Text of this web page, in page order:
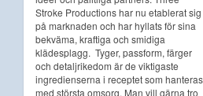
Stroke Productions har nu etablerat sig
på marknaden och har hyllats för sina
bekväma, kraftiga och smidiga
klädesplagg. Tyger, passform, färger
och detaljrikedom är de viktigaste
ingredienserna i receptet som hanteras
med största omsorg. Man vill gärna tro